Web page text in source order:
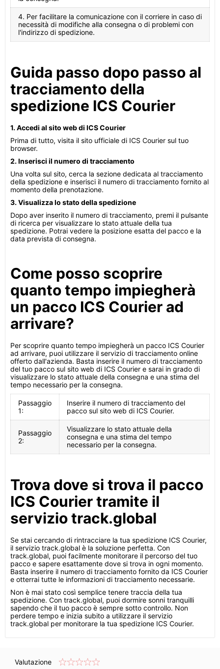
4. Per facilitare la comunicazione con il corriere in caso di
necessità di modifiche alla consegna o di problemi con
l'indirizzo di spedizione.
Guida passo dopo passo al
tracciamento della
spedizione ICS Courier
1. Accedi al sito web di ICS Courier
Prima di tutto, visita il sito ufficiale di ICS Courier sul tuo
browser.
2. Inserisci il numero di tracciamento
Una volta sul sito, cerca la sezione dedicata al tracciamento
della spedizione e inserisci il numero di tracciamento fornito al
momento della prenotazione.
3. Visualizza lo stato della spedizione
Dopo aver inserito il numero di tracciamento, premi il pulsante
di ricerca per visualizzare lo stato attuale della tua
spedizione. Potrai vedere la posizione esatta del pacco e la
data prevista di consegna.
Come posso scoprire
quanto tempo impiegherà
un pacco ICS Courier ad
arrivare?
Per scoprire quanto tempo impiegherà un pacco ICS Courier
ad arrivare, puoi utilizzare il servizio di tracciamento online
offerto dall'azienda. Basta inserire il numero di tracciamento
del tuo pacco sul sito web di ICS Courier e sarai in grado di
visualizzare lo stato attuale della consegna e una stima del
tempo necessario per la consegna.
Passaggio
1:
Inserire il numero di tracciamento del
pacco sul sito web di ICS Courier.
Passaggio
2:
Visualizzare lo stato attuale della
consegna e una stima del tempo
necessario per la consegna.
Trova dove si trova il pacco
ICS Courier tramite il
servizio track.global
Se stai cercando di rintracciare la tua spedizione ICS Courier,
il servizio track.global è la soluzione perfetta. Con
track.global, puoi facilmente monitorare il percorso del tuo
pacco e sapere esattamente dove si trova in ogni momento.
Basta inserire il numero di tracciamento fornito da ICS Courier
e otterrai tutte le informazioni di tracciamento necessarie.
Non è mai stato così semplice tenere traccia della tua
spedizione. Con track.global, puoi dormire sonni tranquilli
sapendo che il tuo pacco è sempre sotto controllo. Non
perdere tempo e inizia subito a utilizzare il servizio
track.global per monitorare la tua spedizione ICS Courier.
Valutazione